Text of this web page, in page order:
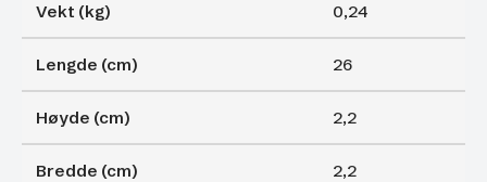
Vekt (kg) 0,24
Lengde (cm) 26
Høyde (cm) 2,2
Bredde (cm) 2,2